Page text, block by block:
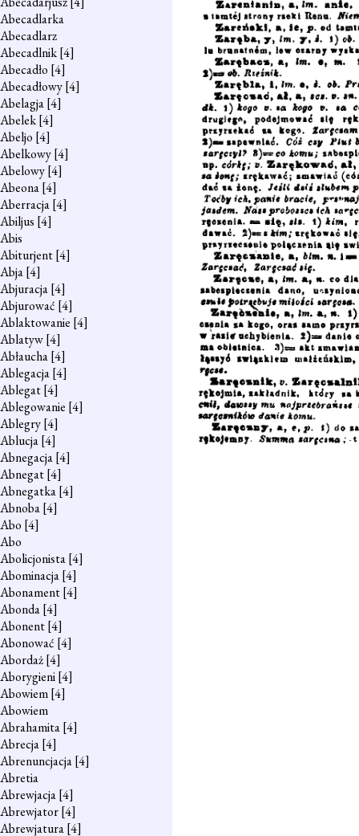
Abecadlarka
Abecadlarz
Abecadlnik[4]
Abecadło [4]
Abecadłowy[4]
Abelagja[4]
Abelek[4]
Abeljo [4]
Abelkowy[4]
Abelowy[4]
Abeona[4]
Aberracja[4]
Abiljus [4]
Abis
Abiturjent[4]
Abja[4]
Abjuracja[4]
Abjurować [4]
Ablaktowanie [4]
Ablatyw[4]
Abłaucha[4]
Ablegacja[4]
Ablegat[4]
Ablegowanie [4]
Ablegry[4]
Ablucja[4]
Abnegacja[4]
Abnegat[4]
Abnegatka[4]
Abnoba[4]
Abo [4]
Abo
Abolicjonista[4]
Abominacja[4]
Abonament[4]
Abonda[4]
Abonent[4]
Abonować [4]
Abordaż[4]
Aborygieni[4]
Abowiem[4]
Abowiem
Abrahamita[4]
Abrecja[4]
Abrenuncjacja[4]
Abretia
Abrewjacja[4]
Abrewjator[4]
Abrewjatura[4]